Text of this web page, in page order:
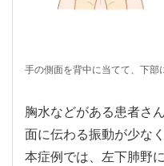
手の側面を背中に当てて、下部
胸水などがある患者さ
面に伝わる振動が少な
本症例では、左下肺野